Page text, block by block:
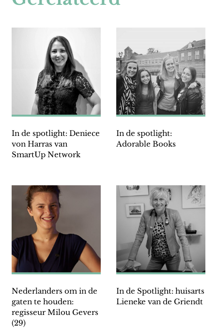
In de spotlight: Deniece
von Harras van
SmartUp Network
In de spotlight:
Adorable Books
Nederlanders om in de
gaten te houden:
regisseur Milou Gevers
(29)
In de Spotlight: huisarts
Lieneke van de Griendt